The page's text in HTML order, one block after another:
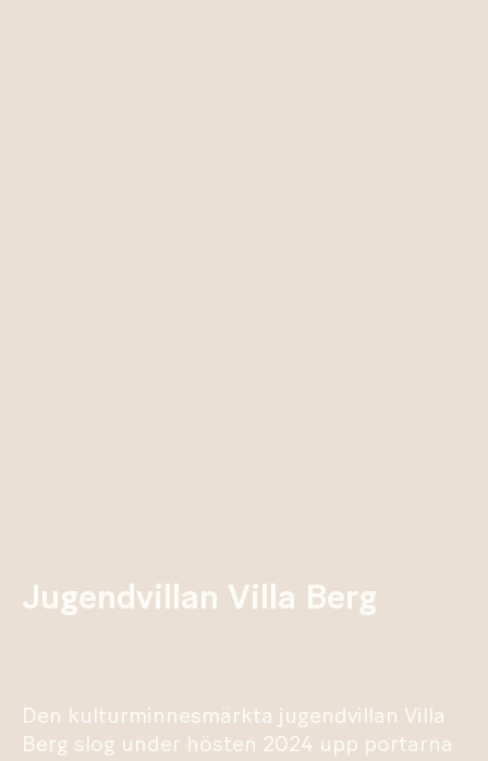
Jugendvillan Villa Berg
Den kulturminnesmärkta jugendvillan Villa
Berg slog under hösten 2024 upp portarna